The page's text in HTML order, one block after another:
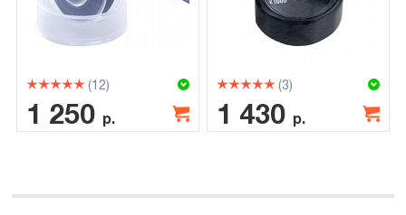
(12)
1 250 р.
(3)
1 430 р.